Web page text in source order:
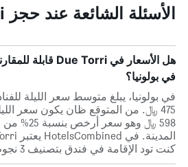
الأسئلة الشائعة عند حجز Due Torri
في بولونيا؟
598 ﷼ وهو
كنت تود الإقامة في فندق بتصنيف 3 نجوم في بولونيا.